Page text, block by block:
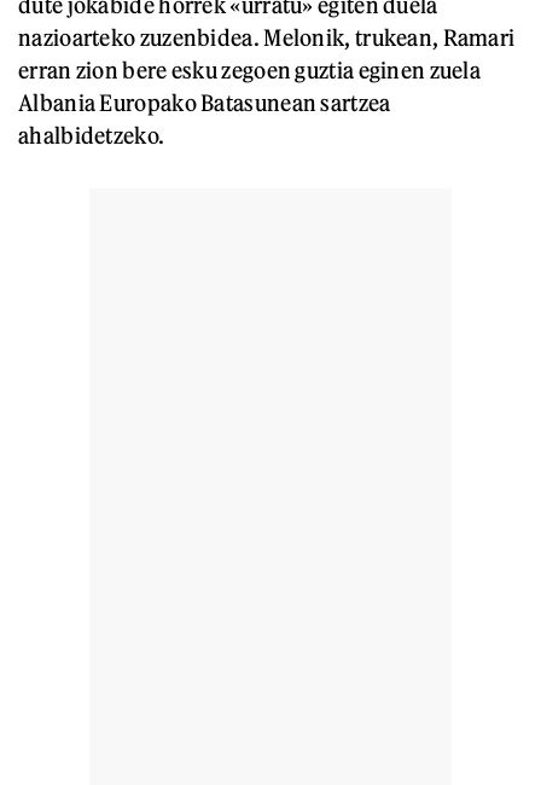
nazioarteko zuzenbidea. Melonik, trukean, Ramari
erran zion bere esku zegoen guztia eginen zuela
Albania Europako Batasunean sartzea
ahalbidetzeko.